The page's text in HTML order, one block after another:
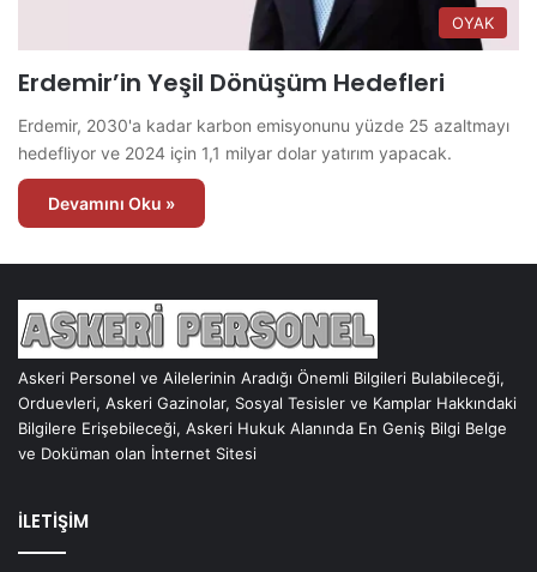
OYAK
Erdemir’in Yeşil Dönüşüm Hedefleri
Erdemir, 2030'a kadar karbon emisyonunu yüzde 25 azaltmayı
hedefliyor ve 2024 için 1,1 milyar dolar yatırım yapacak.
Devamını Oku »
Askeri Personel ve Ailelerinin Aradığı Önemli Bilgileri Bulabileceği,
Orduevleri, Askeri Gazinolar, Sosyal Tesisler ve Kamplar Hakkındaki
Bilgilere Erişebileceği, Askeri Hukuk Alanında En Geniş Bilgi Belge
ve Doküman olan İnternet Sitesi
İLETİŞİM